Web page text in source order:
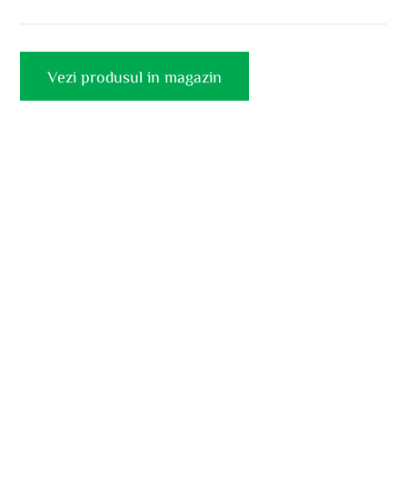
Vezi produsul in magazin